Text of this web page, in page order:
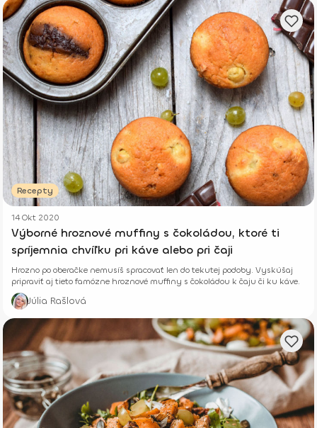
Recepty
14 Okt 2020
Výborné hroznové muffiny s čokoládou, ktoré ti
spríjemnia chvíľku pri káve alebo pri čaji
Hrozno po oberačke nemusíš spracovať len do tekutej podoby. Vyskúšaj
pripraviť aj tieto famózne hroznové muffiny s čokoládou k čaju či ku káve.
Júlia Rašlová